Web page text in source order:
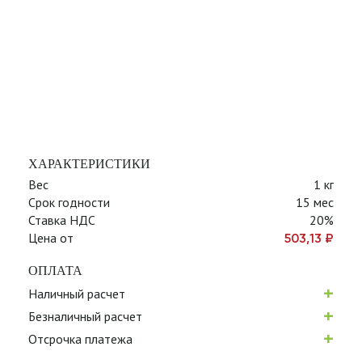
ХАРАКТЕРИСТИКИ
Вес
1 кг
Срок годности
15 мес
Ставка НДС
20%
Цена от
503,13 ₽
ОПЛАТА
Наличный расчет +
Безналичный расчет +
Отсрочка платежа +